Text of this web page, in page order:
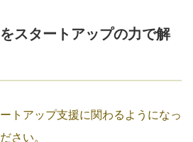
スタートアップの力で解
トアップ支援に関わるようになっ
さい。